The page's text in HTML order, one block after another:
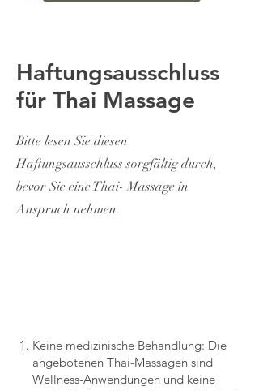
Haftungsausschluss
für Thai Massage
Bitte lesen Sie diesen
Haftungsausschluss sorgfältig durch,
bevor Sie eine Thai- Massage in
Anspruch nehmen.
Keine medizinische Behandlung: Die
angebotenen Thai-Massagen sind
Wellness-Anwendungen und keine